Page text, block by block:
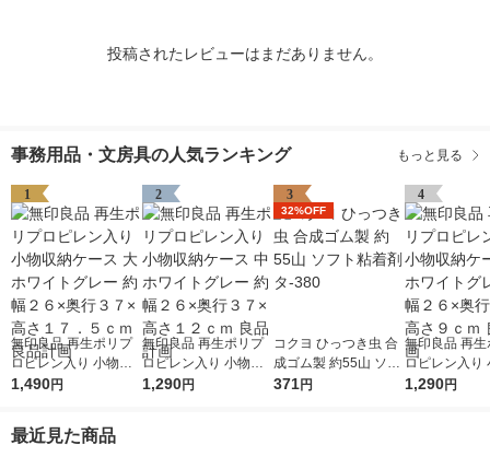
投稿されたレビューはまだありません。
事務用品・文房具の人気ランキング もっと見る
1
無印良品 再生ポリプ
ロピレン入り 小物収
納ケース 大 ホワイト
ｍ 良品計画
1,490円
2
無印良品 再生ポリプ
ロピレン入り 小物収
納ケース 中 ホワイト
1,290円
3
32%OFF
コクヨ ひっつき虫 合
成ゴム製 約55山 ソフ
ト粘着剤 タ-380
371円
4
無印良品 再生
ロピレン入り
納ケース 小
1,290円
最近見た商品